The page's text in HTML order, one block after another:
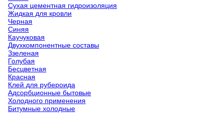
Сухая цементная гидроизоляция
Жидкая для кровли
Черная
Синяя
Каучуковая
Двухкомпонентные составы
Ззеленая
Голубая
Бесцветная
Красная
Клей для рубероида
Адсорбционные бытовые
Холодного применения
Битумные холодные